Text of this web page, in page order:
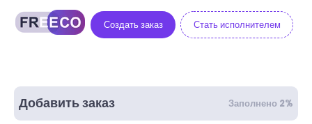
Создать заказ Стать исполнителем
Добавить заказ Заполнено 2%